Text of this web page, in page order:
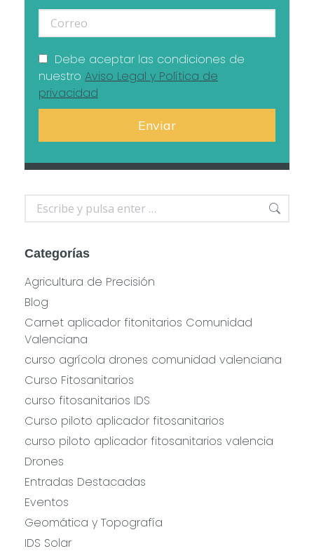
Debe aceptar las condiciones de
nuestro Aviso Legal y Política de
privacidad
Buscar:
Categorías
Agricultura de Precisión
Blog
Carnet aplicador fitonitarios Comunidad
Valenciana
curso agrícola drones comunidad valenciana
Curso Fitosanitarios
curso fitosanitarios IDS
Curso piloto aplicador fitosanitarios
curso piloto aplicador fitosanitarios valencia
Drones
Entradas Destacadas
Eventos
Geomática y Topografía
IDS Solar